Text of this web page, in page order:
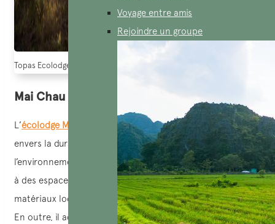
Voyage entre amis
Rejoindre un groupe
Topas Ecolodge – l’un des écolodges au Vietnam pour vivre une
Mai Chau Ecolodge
L’écolodge Mai Chau
se distingue par son engagement
envers la durabilité et un tourisme respectueux de
l’environnement. Avec plus de 80 % de sa superficie dédiée
à des espaces verts, cet établissement privilégie les
matériaux locaux et écologiques pour ses constructions.
En outre, il adopte des pratiques éco-responsables telles